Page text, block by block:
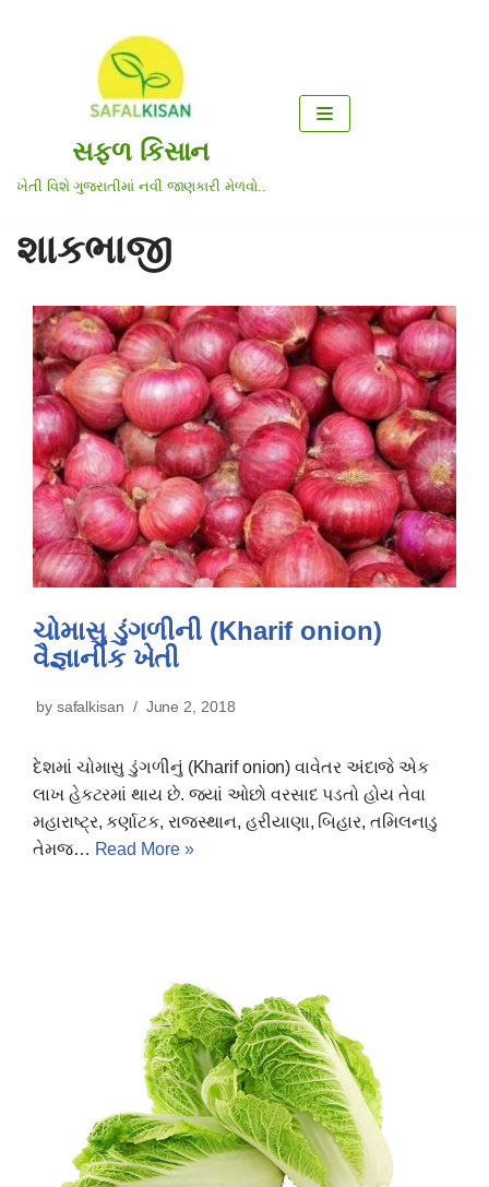
સફળ કિસાન
ખેતી વિશે ગુજરાતીમાં નવી જાણકારી મેળવો..
શાકભાજી
ચોમાસુ ડુંગળીની (Kharif onion)
વૈજ્ઞાનીક ખેતી
by safalkisan June 2, 2018
દેશમાં ચોમાસુ ડુંગળીનું (Kharif onion) વાવેતર અંદાજે એક
લાખ હેકટરમાં થાય છે. જયાં ઓછો વરસાદ પડતો હોય તેવા
મહારાષ્ટ્ર, કર્ણાટક, રાજસ્થાન, હરીયાણા, બિહાર, તમિલનાડુ
તેમજ… Read More »